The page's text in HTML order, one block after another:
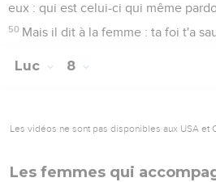
eux : qui est celui-ci qui même
50 Mais il dit à la femme : ta foi t'a
Luc 8
Les vidéos ne sont pas disponibles aux USA et
Les femmes qui